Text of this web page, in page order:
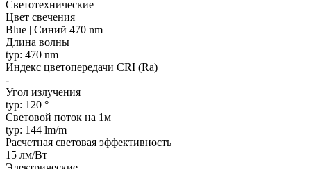
Светотехнические
Цвет свечения
Blue | Синий 470 nm
Длина волны
typ: 470 nm
Индекс цветопередачи CRI (Ra)
-
Угол излучения
typ: 120 °
Световой поток на 1м
typ: 144 lm/m
Расчетная световая эффективность
15 лм/Вт